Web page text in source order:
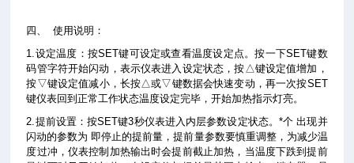
四、
使用说明：
1.设定温度：按SET键可设定或查看温度设定点。按一下SET键数
码管字符开始闪动，表示仪表进入设定状态，按△键设定值增加，
按▽键设定值减小，长按△或▽键数据会快速变动，再一次按SET
键仪表回到正常工作状态温度设定完毕，开始加热指示灯亮。
2.提前设置：按SET键3秒仪表进入内层参数设定状态。*个 出现并
闪动的参数为 即停止的提前量，提前量参数要慎重调整，为减少温
度过冲，仪表控制加热输出时会提前截止加热，当温度下跌到提前